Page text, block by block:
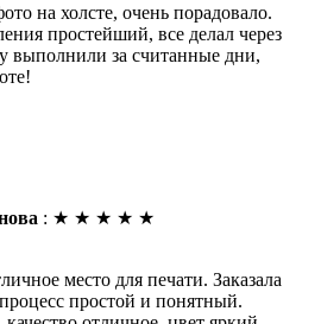
на холсте, очень порадовало.
простейший, все делал через
выполнили за считанные дни,
: ★ ★ ★ ★ ★
место для печати. Заказала
простой и понятный.